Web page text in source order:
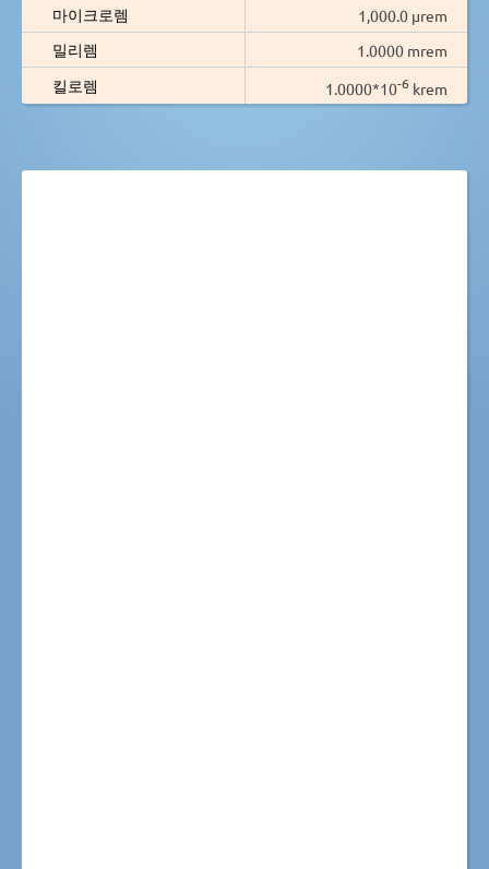
마이크로렘
1,000.0 µrem
밀리렘
1.0000 mrem
킬로렘
1.0000*10-6 krem